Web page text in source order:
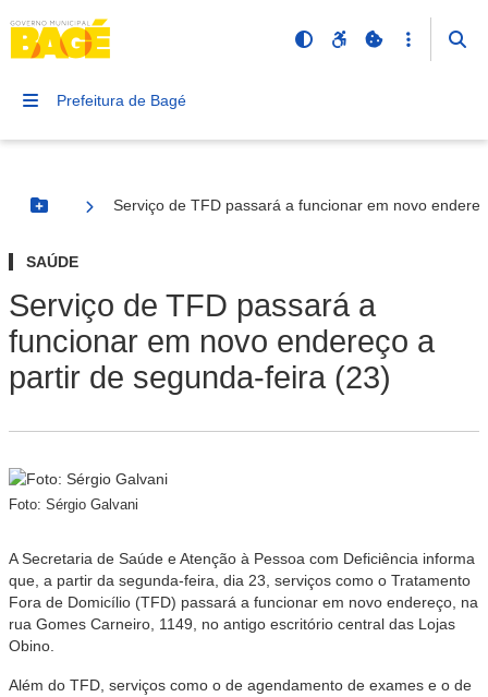
Prefeitura de Bagé
Botão Menu
Serviço de TFD passará a funcionar em novo
SAÚDE
Serviço de TFD passará a
funcionar em novo endereço a
partir de segunda-feira (23)
Foto: Sérgio Galvani
A Secretaria de Saúde e Atenção à Pessoa com Deficiência informa
que, a partir da segunda-feira, dia 23, serviços como o Tratamento
Fora de Domicílio (TFD) passará a funcionar em novo endereço, na
rua Gomes Carneiro, 1149, no antigo escritório central das Lojas
Obino.
Além do TFD, serviços como o de agendamento de exames e o de